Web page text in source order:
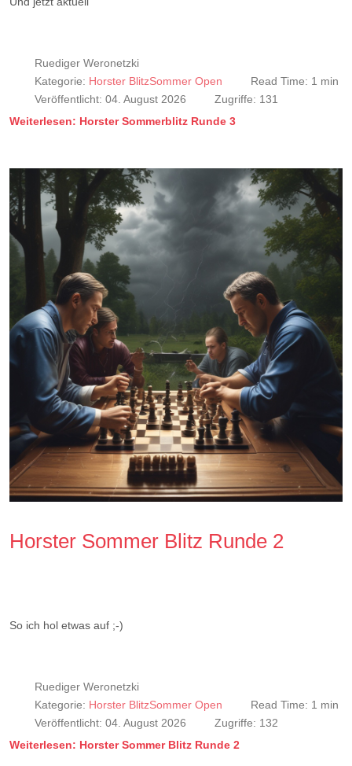
Ruediger Weronetzki
Kategorie: Horster BlitzSommer Open
Read Time: 1 min
Veröffentlicht: 04. August 2026
Zugriffe: 131
Weiterlesen: Horster Sommerblitz Runde 3
Horster Sommer Blitz Runde 2
So ich hol etwas auf ;-)
Ruediger Weronetzki
Kategorie: Horster BlitzSommer Open
Read Time: 1 min
Veröffentlicht: 04. August 2026
Zugriffe: 132
Weiterlesen: Horster Sommer Blitz Runde 2